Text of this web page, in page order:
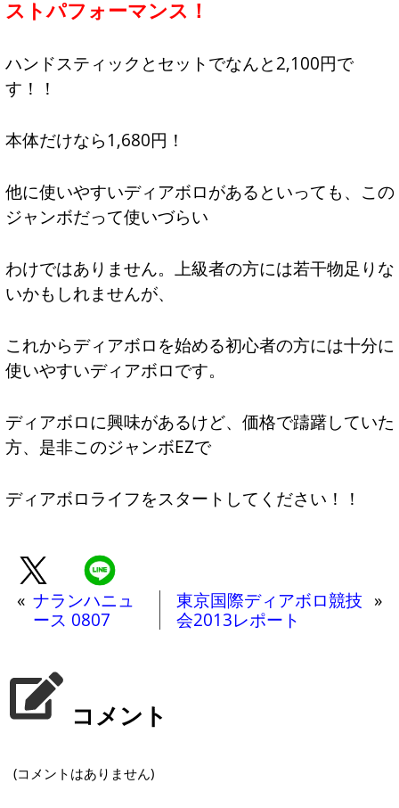
ストパフォーマンス！
ハンドスティックとセットでなんと2,100円で
す！！
本体だけなら1,680円！
他に使いやすいディアボロがあるといっても、この
ジャンボだって使いづらい
わけではありません。上級者の方には若干物足りな
いかもしれませんが、
これからディアボロを始める初心者の方には十分に
使いやすいディアボロです。
ディアボロに興味があるけど、価格で躊躇していた
方、是非このジャンボEZで
ディアボロライフをスタートしてください！！
« ナランハニュ
ース 0807
東京国際ディアボロ競技
会2013レポート
»
コメント
(コメントはありません)